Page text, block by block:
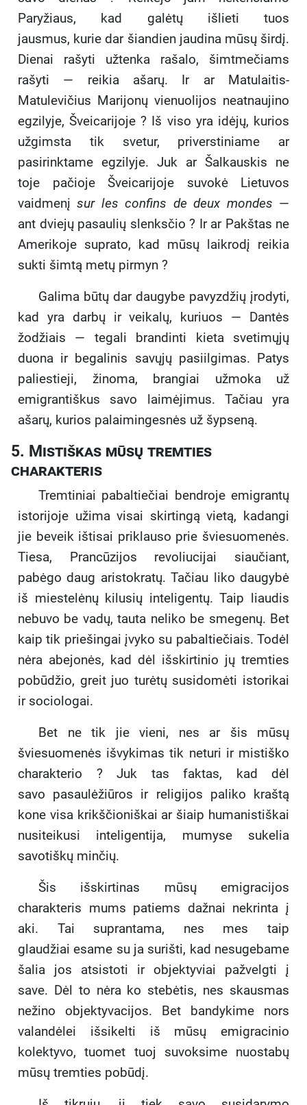
Paryžiaus, kad galėtų išlieti tuos
jausmus, kurie dar šiandien jaudina mūsų širdį.
Dienai rašyti užtenka rašalo, šimtmečiams
rašyti — reikia ašarų. Ir ar Matulaitis-
Matulevičius Marijonų vienuolijos neatnaujino
egzilyje, Šveicarijoje ? Iš viso yra idėjų, kurios
užgimsta tik svetur, priverstiniame ar
pasirinktame egzilyje. Juk ar Šalkauskis ne
toje pačioje Šveicarijoje suvokė Lietuvos
vaidmenįsur les confins de deux mondes —
ant dviejų pasaulių slenksčio ? Ir ar Pakštas ne
Amerikoje suprato, kad mūsų laikrodį reikia
sukti šimtą metų pirmyn ?
Galima būtų dar daugybe pavyzdžių įrodyti,
kad yra darbų ir veikalų, kuriuos — Dantės
žodžiais — tegali brandinti kieta svetimųjų
duona ir begalinis savųjų pasiilgimas. Patys
paliestieji, žinoma, brangiai užmoka už
emigrantiškus savo laimėjimus. Tačiau yra
ašarų, kurios palaimingesnės už šypseną.
5. Mistiškas mūsų tremties
charakteris
Tremtiniai pabaltiečiai bendroje emigrantų
istorijoje užima visai skirtingą vietą, kadangi
jie beveik ištisai priklauso prie šviesuomenės.
Tiesa, Prancūzijos revoliucijai siaučiant,
pabėgo daug aristokratų. Tačiau liko daugybė
iš miestelėnų kilusių inteligentų. Taip liaudis
nebuvo be vadų, tauta neliko be smegenų. Bet
kaip tik priešingai įvyko su pabaltiečiais. Todėl
nėra abejonės, kad dėl išskirtinio jų tremties
pobūdžio, greit juo turėtų susidomėti istorikai
ir sociologai.
Bet ne tik jie vieni, nes ar šis mūsų
šviesuomenės išvykimas tik neturi ir mistiško
charakterio ? Juk tas faktas, kad dėl
savo pasaulėžiūros ir religijos paliko kraštą
kone visa krikščioniškai ar šiaip humanistiškai
nusiteikusi inteligentija, mumyse sukelia
savotiškų minčių.
Šis išskirtinas mūsų emigracijos
charakteris mums patiems dažnai nekrinta į
aki. Tai suprantama, nes mes taip
glaudžiai esame su ja surišti, kad nesugebame
šalia jos atsistoti ir objektyviai pažvelgti į
save. Dėl to nėra ko stebėtis, nes skausmas
nežino objektyvacijos. Bet bandykime nors
valandėlei išsikelti iš mūsų emigracinio
kolektyvo, tuomet tuoj suvoksime nuostabų
mūsų tremties pobūdį.